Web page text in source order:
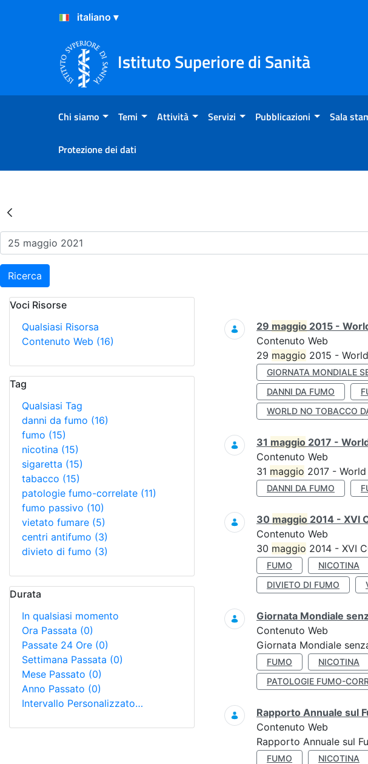
Salta al Contenuto
Salta al Footer
Istituto Superiore di Sanità
Chi siamo Temi Attività Servizi Pubblicazioni Sala
Protezione dei dati
Risultati della Ricerca - Eventi
Ricerca
Voci Risorse
Qualsiasi Risorsa
Contenuto Web (16)
Tag
Qualsiasi Tag
danni da fumo (16)
fumo (15)
nicotina (15)
sigaretta (15)
tabacco (15)
patologie fumo-correlate (11)
fumo passivo (10)
vietato fumare (5)
centri antifumo (3)
divieto di fumo (3)
Durata
In qualsiasi momento
Ora Passata (0)
Passate 24 Ore (0)
Settimana Passata (0)
Mese Passato (0)
Anno Passato (0)
Intervallo Personalizzato…
Ricerca
29 maggio 2015 -
Contenuto Web
29 maggio 2015 -
GIORNATA MONDIALE
DANNI DA FUMO
WORLD NO TOBACCO
31 maggio 2017 -
Contenuto Web
31 maggio 2017 -
DANNI DA FUMO
30 maggio 2014 - XVI
Contenuto Web
30 maggio 2014 - XVI
FUMO NICOTINA
DIVIETO DI FUMO
Giornata Mondiale
Contenuto Web
Giornata Mondiale
FUMO NICOTINA
PATOLOGIE FUMO-
Rapporto Annuale sul
Contenuto Web
Rapporto Annuale sul
FUMO NICOTINA